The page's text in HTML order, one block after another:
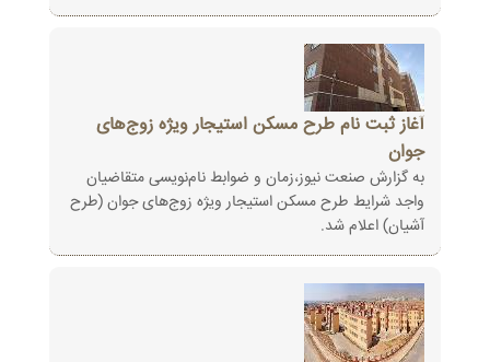
آغاز ثبت نام طرح مسکن استیجار ویژه زوج‌های
جوان
به گزارش صنعت نیوز،زمان و ضوابط نام‌نویسی متقاضیان
واجد شرایط طرح مسکن استیجار ویژه زوج‌های جوان (طرح
آشیان) اعلام شد.